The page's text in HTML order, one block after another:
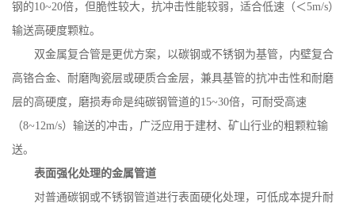
钢的10~20倍，但脆性较大，抗冲击性能较弱，适合低速（＜5m/s）
输送高硬度颗粒。
双金属复合管是更优方案，以碳钢或不锈钢为基管，内壁复合
高铬合金、耐磨陶瓷层或硬质合金层，兼具基管的抗冲击性和耐磨
层的高硬度，磨损寿命是纯碳钢管道的15~30倍，可耐受高速
（8~12m/s）输送的冲击，广泛应用于建材、矿山行业的粗颗粒输
送。
表面强化处理的金属管道
对普通碳钢或不锈钢管道进行表面硬化处理，可低成本提升耐